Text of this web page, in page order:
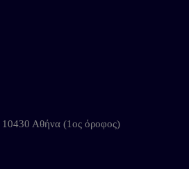
Αθήνα (1ος όροφος)